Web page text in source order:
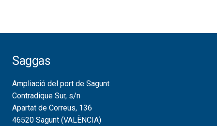
Saggas
Ampliació del port de Sagunt
Contradique Sur, s/n
Apartat de Correus, 136
46520 Sagunt (VALÈNCIA)